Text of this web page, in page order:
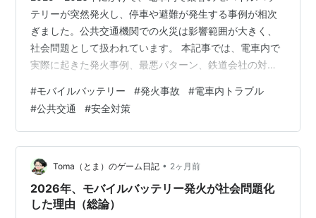
テリーが突然発火し、停車や避難が発生する事例が相次
ぎました。公共交通機関での火災は影響範囲が大きく、
社会問題として扱われています。 本記事では、電車内で
実際に起きた発火事例、最悪パターン、鉄道会社の対
2026年に電車内で発生した発火事故の傾向 カバン内で燃
える“最悪パターン”とは何か 鉄道会社が取った対応と課
題 今後の規制強化の可能性 2025〜2026年の電車内発火
の報道まとめ カバン内で燃える“最悪パターン”とは ■ 発
火に気づきにくい構造的リスク ■ カバン内部は「熱がこ
もりやすい…
#モバイルバッテリー #発火事故 #電車内トラブル
#公共交通 #安全対策
Toma（とま）のゲーム日記 • 2ヶ月前
2026年、モバイルバッテリー発火が社会問題化
した理由（総論）